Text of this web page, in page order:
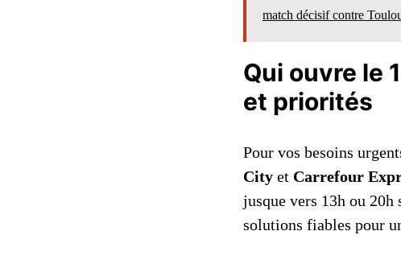
match décisif contre
Qui ouvre le
et priorités
Pour vos besoins
City et Carrefour
jusque vers 13h ou 20h
solutions fiables pour